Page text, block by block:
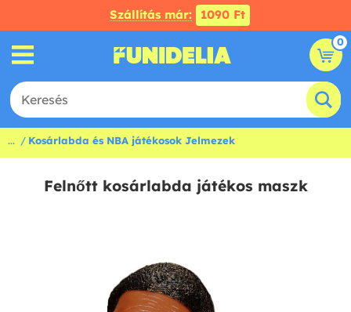
Szállítás már: 1090 Ft
0
... Kosárlabda és NBA játékosok Jelmezek
Felnőtt kosárlabda játékos maszk